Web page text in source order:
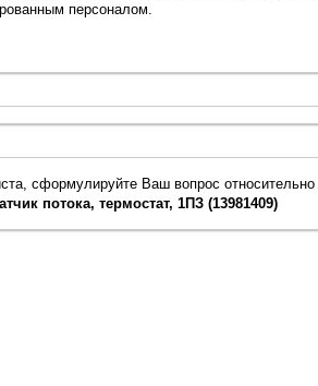
персоналом.
сформулируйте Ваш вопрос относительно
потока, термостат, 1ПЗ (13981409)